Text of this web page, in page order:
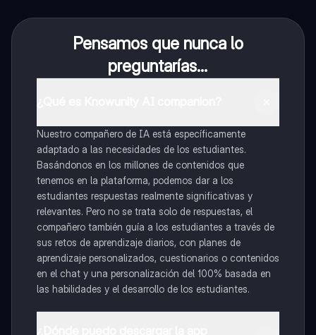
Pensamos que nunca lo
preguntarías...
Nuestro compañero de IA está específicamente
adaptado a las necesidades de los estudiantes.
Basándonos en los millones de contenidos que
tenemos en la plataforma, podemos dar a los
estudiantes respuestas realmente significativas y
relevantes. Pero no se trata solo de respuestas, el
compañero también guía a los estudiantes a través de
sus retos de aprendizaje diarios, con planes de
aprendizaje personalizados, cuestionarios o contenidos
en el chat y una personalización del 100% basada en
las habilidades y el desarrollo de los estudiantes.